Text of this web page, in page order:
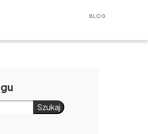
BLOG
Szukaj